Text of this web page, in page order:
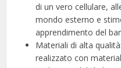
di un vero cellulare,
mondo esterno e
apprendimento del
Materiali di alta
realizzato con